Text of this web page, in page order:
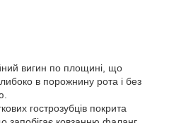
вигин по площині, що
в порожнину рота і без
гострозубців покрита